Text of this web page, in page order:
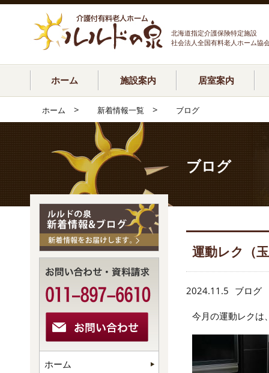
北海道指定介護保険特定施設
社会法人全国有料老人ホーム協
ホーム 施設案内 居室案内
ホーム > 新着情報一覧 > ブログ
ブログ
運動レク（
2024.11.5 ブログ
今月の運動レクは
ホーム